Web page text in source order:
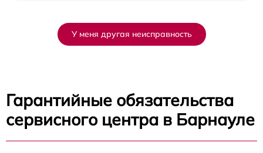
У меня другая неисправность
Гарантийные обязательства
сервисного центра в Барнауле